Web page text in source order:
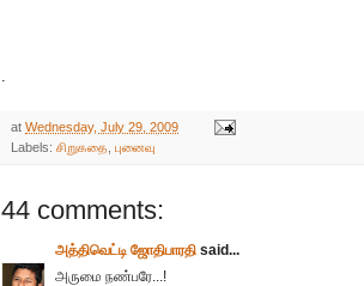
at Wednesday, July 29, 2009
Labels: சிறுகதை புனைவு
44 comments:
அத்திவெட்டி ஜோதிபாரதி said...
அருமை நண்பரே...!